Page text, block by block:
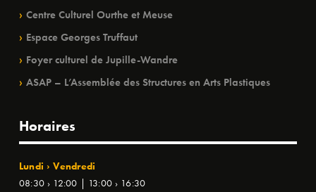
Centre Culturel Ourthe et Meuse
Espace Georges Truffaut
Foyer culturel de Jupille-Wandre
ASAP – L’Assemblée des Structures en Arts Plastiques
Horaires
Lundi › Vendredi
08:30 › 12:00 | 13:00 › 16:30